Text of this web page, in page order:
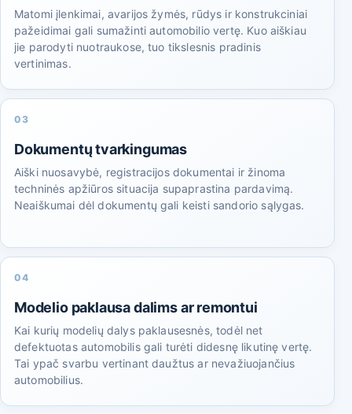
Matomi įlenkimai, avarijos žymės, rūdys ir konstrukciniai
pažeidimai gali sumažinti automobilio vertę. Kuo aiškiau
jie parodyti nuotraukose, tuo tikslesnis pradinis
vertinimas.
03
Dokumentų tvarkingumas
Aiški nuosavybė, registracijos dokumentai ir žinoma
techninės apžiūros situacija supaprastina pardavimą.
Neaiškumai dėl dokumentų gali keisti sandorio sąlygas.
04
Modelio paklausa dalims ar remontui
Kai kurių modelių dalys paklausesnės, todėl net
defektuotas automobilis gali turėti didesnę likutinę vertę.
Tai ypač svarbu vertinant daužtus ar nevažiuojančius
automobilius.